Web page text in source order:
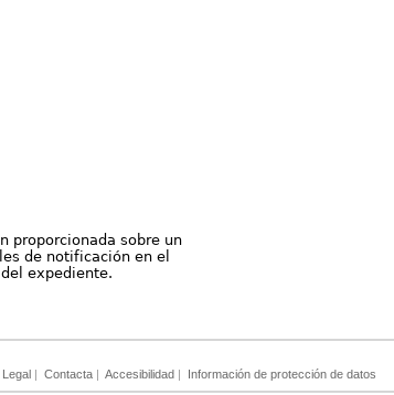
proporcionada sobre un
de notificación en el
expediente.
| Contacta | Accesibilidad | Información de protección de datos